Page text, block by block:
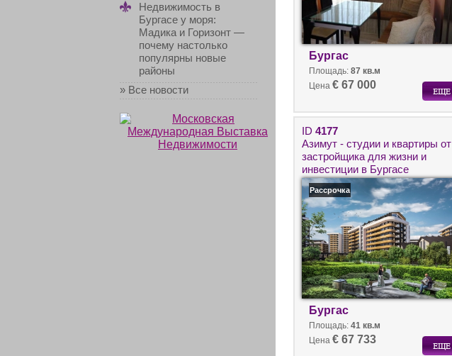
Недвижимость в
Бургасе у моря:
Мадика и Горизонт —
почему настолько
популярны новые
районы
» Все новости
Бургас
Площадь: 87 кв.м
Цена € 67 000
ID 4177
Азимут - студии и квартиры от
застройщика для жизни и
инвестиции в Бургасе
Рассрочка
Бургас
Площадь: 41 кв.м
Цена € 67 733